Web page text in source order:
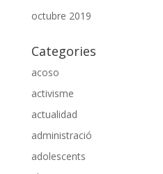
octubre 2019
Categories
acoso
activisme
actualidad
administració
adolescents